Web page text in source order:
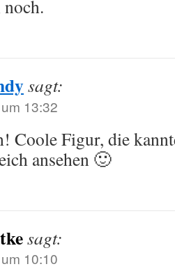
sagt:
13:32
Coole Figur, die
ansehen 🙂
sagt:
10:10